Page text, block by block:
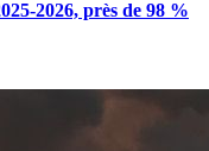
2026, près de 98 %